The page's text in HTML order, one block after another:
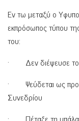
Εν τω μεταξύ ο
εκπρόσωπος τύπου
του:
· Δεν διέψευσε το
· Ψεύδεται ως προς
Συνεδρίου